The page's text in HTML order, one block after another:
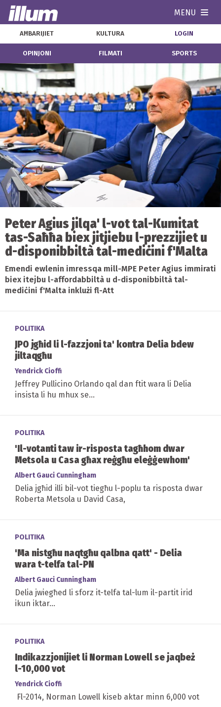
MENU
AĦBARIJIET KULTURA LOGIN
OPINJONI FILMATI SPORTS
Peter Agius jilqa' l-vot tal-Kumitat
tas-Saħħa biex jitjiebu l-prezzijiet u
d-disponibbiltà tal-mediċini f'Malta
Emendi ewlenin imressqa mill-MPE Peter Agius immirati
biex itejbu l-affordabbiltà u d-disponibbiltà tal-
mediċini f'Malta inklużi fl-Att
POLITIKA
JPO jgħid li l-fazzjoni ta' kontra Delia bdew
jiltaqgħu
Yendrick Cioffi
Jeffrey Pullicino Orlando qal dan ftit wara li Delia
insista li hu mhux se...
POLITIKA
'Il-votanti taw ir-risposta tagħhom dwar
Metsola u Casa għax reġgħu eleġġewhom'
Albert Gauci Cunningham
Delia jgħid illi bil-vot tiegħu l-poplu ta risposta dwar
Roberta Metsola u David Casa,
POLITIKA
'Ma nistgħu naqtgħu qalbna qatt' - Delia
wara t-telfa tal-PN
Albert Gauci Cunningham
Delia jwiegħed li sforz it-telfa tal-lum il-partit irid
ikun iktar...
POLITIKA
Indikazzjonijiet li Norman Lowell se jaqbeż
l-10,000 vot
Yendrick Cioffi
Fl-2014, Norman Lowell kiseb aktar minn 6,000 vot